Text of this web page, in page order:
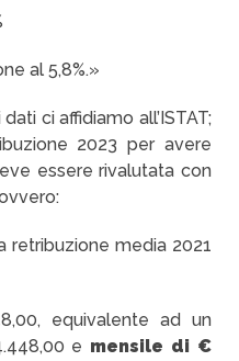
al 5,8%.»
ci affidiamo all’ISTAT;
2023 per avere
essere rivalutata con
retribuzione media 2021
equivalente ad un
e mensile di €